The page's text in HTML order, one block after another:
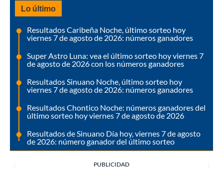
Lo último
Resultados Caribeña Noche, último sorteo hoy
viernes 7 de agosto de 2026: números ganadores
Super Astro Luna: vea el último sorteo hoy viernes 7
de agosto de 2026 con los números ganadores
Resultados Sinuano Noche, último sorteo hoy
viernes 7 de agosto de 2026: números ganadores
Resultados Chontico Noche: números ganadores del
último sorteo hoy viernes 7 de agosto de 2026
Resultados de Sinuano Día hoy, viernes 7 de agosto
de 2026: número ganador del último sorteo
PUBLICIDAD